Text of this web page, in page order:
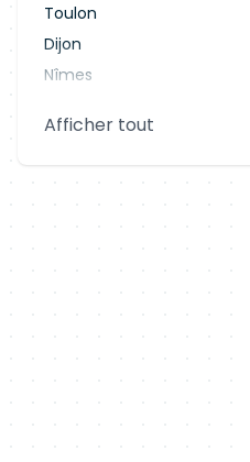
Toulon
Dijon
Nîmes
Aix-en-Provence
Afficher tout